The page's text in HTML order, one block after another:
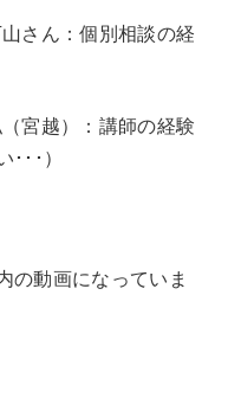
さん：個別相談の経
宮越）：講師の経験
･･）
の動画になっていま